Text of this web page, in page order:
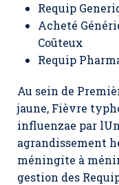
Requip
Acheté
Coûteux
Requip
Au sein de
jaune, Fièvre
influenzae par
agrandissement
méningite à
gestion des